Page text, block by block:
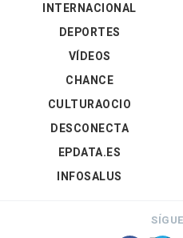
INTERNACIONAL
DEPORTES
VÍDEOS
CHANCE
CULTURAOCIO
DESCONECTA
EPDATA.ES
INFOSALUS